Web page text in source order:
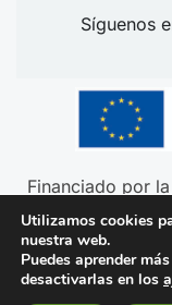
Síguenos
Financiado por
Utilizamos cookies
nuestra web.
Puedes aprender
desactivarlas en los